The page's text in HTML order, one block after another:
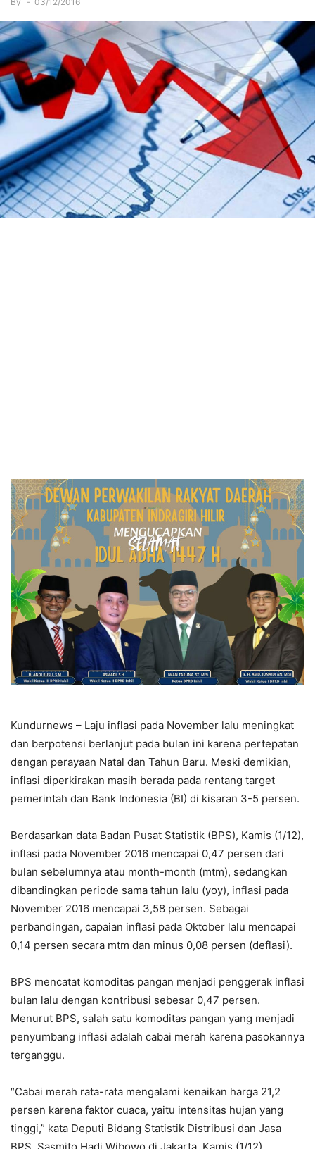
Kundurnews – Laju inflasi pada November lalu meningkat
dan berpotensi berlanjut pada bulan ini karena pertepatan
dengan perayaan Natal dan Tahun Baru. Meski demikian,
inflasi diperkirakan masih berada pada rentang target
pemerintah dan Bank Indonesia (BI) di kisaran 3-5 persen.
Berdasarkan data Badan Pusat Statistik (BPS), Kamis (1/12),
inflasi pada November 2016 mencapai 0,47 persen dari
bulan sebelumnya atau month-month (mtm), sedangkan
dibandingkan periode sama tahun lalu (yoy), inflasi pada
November 2016 mencapai 3,58 persen. Sebagai
perbandingan, capaian inflasi pada Oktober lalu mencapai
0,14 persen secara mtm dan minus 0,08 persen (deflasi).
BPS mencatat komoditas pangan menjadi penggerak inflasi
bulan lalu dengan kontribusi sebesar 0,47 persen.
Menurut BPS, salah satu komoditas pangan yang menjadi
penyumbang inflasi adalah cabai merah karena pasokannya
terganggu.
“Cabai merah rata-rata mengalami kenaikan harga 21,2
persen karena faktor cuaca, yaitu intensitas hujan yang
tinggi,” kata Deputi Bidang Statistik Distribusi dan Jasa
BPS, Sasmito Hadi Wibowo di Jakarta, Kamis (1/12).